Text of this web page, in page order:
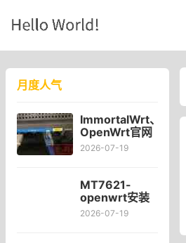
月度人气
ImmortalWrt、
OpenWrt官网
对比Kwrt后感
2026-07-19
MT7621-
openwrt安装
可道云
2026-07-19